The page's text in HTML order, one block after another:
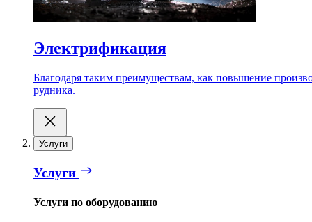
Электрификация
Благодаря таким преимуществам, как повышение
рудника.
Услуги
Услуги
Услуги по оборудованию